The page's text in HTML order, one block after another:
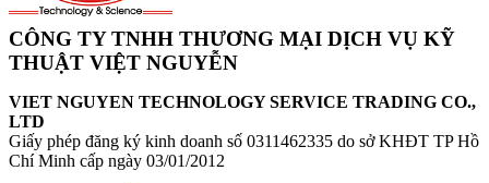
CÔNG TY TNHH THƯƠNG MẠI DỊCH VỤ KỸ
THUẬT VIỆT NGUYỄN
VIET NGUYEN TECHNOLOGY SERVICE TRADING CO.,
LTD
Giấy phép đăng ký kinh doanh số 0311462335 do sở KHĐT TP Hồ
Chí Minh cấp ngày 03/01/2012